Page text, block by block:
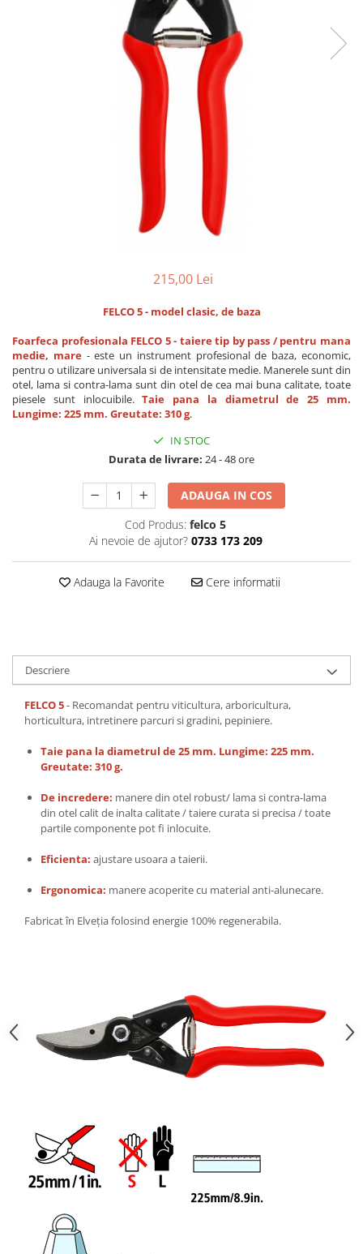
CUTITE PENTRU ALTOIT
CUTITE DE BUZUNAR
FOARFECE ELECTRICE SI ACCESORII
UNELTE PENTRU GRADINARIT
215,00 Lei
FELCO 5 - model clasic, de baza
Foarfeca profesionala FELCO 5 - taiere tip by pass / pentru mana
medie, mare - este un instrument profesional de baza, economic,
pentru o utilizare universala si de intensitate medie. Manerele sunt din
otel, lama si contra-lama sunt din otel de cea mai buna calitate, toate
piesele sunt inlocuibile.Taie pana la diametrul de 25 mm.
Lungime: 225 mm. Greutate: 310 g.
IN STOC
Durata de livrare: 24 - 48 ore
ADAUGA IN COS
Cod Produs: felco 5
Ai nevoie de ajutor? 0733 173 209
Adauga la Favorite Cere informatii
Descriere
FELCO 5- Recomandat pentru viticultura, arboricultura,
horticultura, intretinere parcuri si gradini, pepiniere.
Taie pana la diametrul de 25 mm. Lungime: 225 mm.
Greutate: 310 g.
De incredere: manere din otel robust/ lama si contra-lama
din otel calit de inalta calitate / taiere curata si precisa / toate
partile componente pot fi inlocuite.
Eficienta: ajustare usoara a taierii.
Ergonomica: manere acoperite cu material anti-alunecare.
Fabricat în Elveția folosind energie 100% regenerabila.